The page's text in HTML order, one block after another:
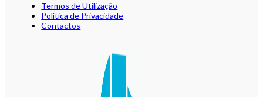
Termos de Utilização
Política de Privacidade
Contactos